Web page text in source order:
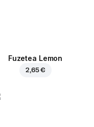
Fuzetea Lemon
2,65 €